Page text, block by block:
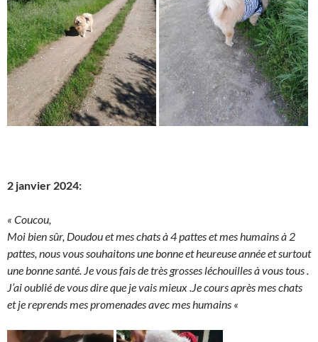
2 janvier 2024:
« Coucou,
Moi bien sûr, Doudou et mes chats à 4 pattes et mes humains à 2
pattes, nous vous souhaitons une bonne et heureuse année et surtout
une bonne santé. Je vous fais de très grosses léchouilles à vous tous .
J’ai oublié de vous dire que je vais mieux .Je cours après mes chats
et je reprends mes promenades avec mes humains «